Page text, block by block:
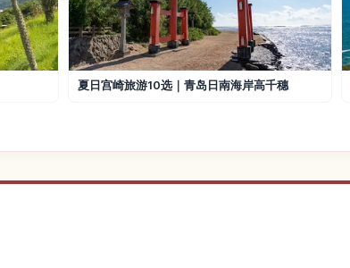
夏日宫崎旅游10选｜青岛日南海岸高千穗